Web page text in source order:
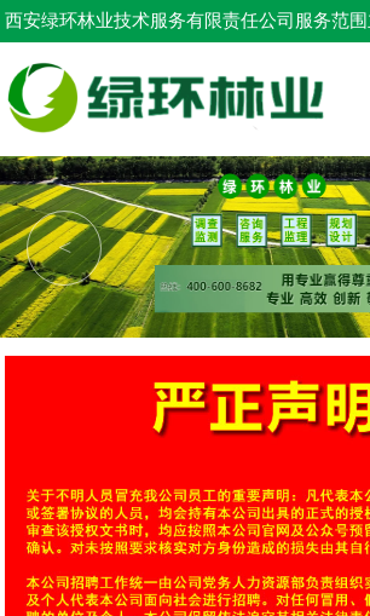
西安绿环林业技术服务有限责任公司服务范
询，占用林地申请，树木采伐设计等！